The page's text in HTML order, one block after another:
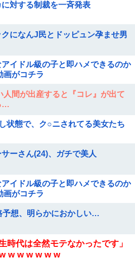
に対する制裁を一斉発表
クになんJ民とドッピュン孕ませ男
イドル級の子と即ハメできるのか
がコチラ
人間が出産すると『コレ』が出て
…
状態で、ク○ニされてる美女たち
ーさん(24)、ガチで美人
イドル級の子と即ハメできるのか
がコチラ
予想、明らかにおかしい…
時代は全然モテなかったです」
w w w w w w